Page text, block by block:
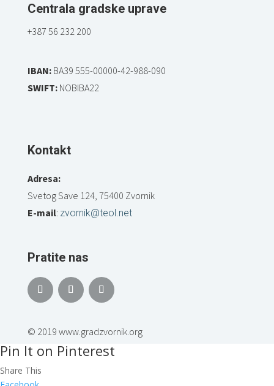
Centrala gradske uprave
+387 56 232 200
IBAN:BA39 555-00000-42-988-090
SWIFT:NOBIBA22
Kontakt
Adresa:
Svetog Save 124, 75400 Zvornik
E-mail: zvornik@teol.net
Pratite nas
© 2019 www.gradzvornik.org
Pin It on Pinterest
Share This